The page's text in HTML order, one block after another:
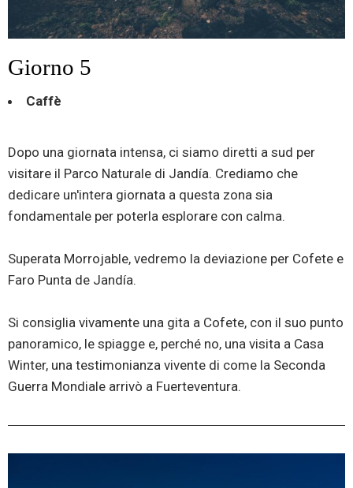
Giorno 5
Caffè
Dopo una giornata intensa, ci siamo diretti a sud per
visitare il Parco Naturale di Jandía. Crediamo che
dedicare un'intera giornata a questa zona sia
fondamentale per poterla esplorare con calma.
Superata Morrojable, vedremo la deviazione per Cofete e
Faro Punta de Jandía.
Si consiglia vivamente una gita a Cofete, con il suo punto
panoramico, le spiagge e, perché no, una visita a Casa
Winter, una testimonianza vivente di come la Seconda
Guerra Mondiale arrivò a Fuerteventura.